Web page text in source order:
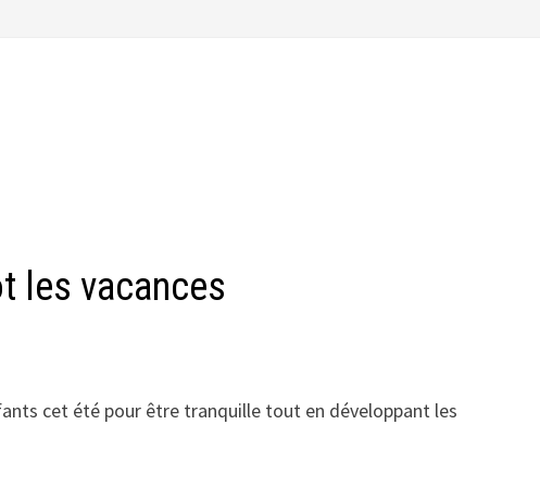
les vacances
cet été pour être tranquille tout en développant les